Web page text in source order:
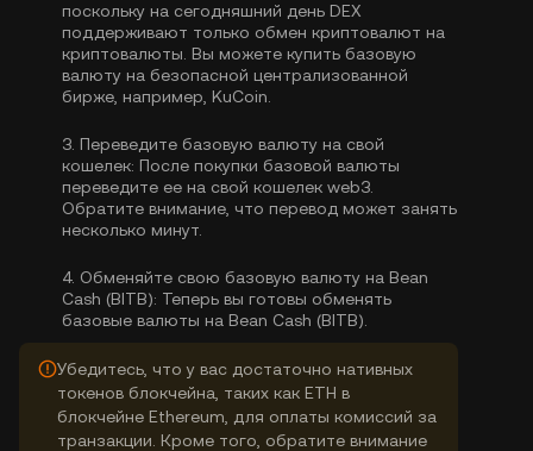
поскольку на сегодняшний день DEX
поддерживают только обмен криптовалют на
криптовалюты. Вы можете купить базовую
валюту на безопасной централизованной
бирже, например, KuCoin.
3. Переведите базовую валюту на свой
кошелек: После покупки базовой валюты
переведите ее на свой кошелек web3.
Обратите внимание, что перевод может занять
несколько минут.
4. Обменяйте свою базовую валюту на Bean
Cash (BITB): Теперь вы готовы обменять
базовые валюты на Bean Cash (BITB).
Убедитесь, что у вас достаточно нативных
токенов блокчейна, таких как ETH в
блокчейне Ethereum, для оплаты комиссий за
транзакции. Кроме того, обратите внимание